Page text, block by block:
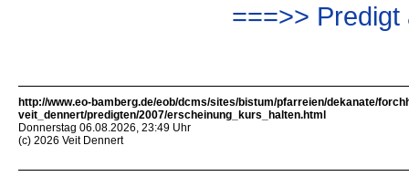
===>>
http://www.eo-bamberg.de/eob/dcms/sites/bistum/pfarreien/dekanate/
veit_dennert/predigten/2007/erscheinung_kurs_halten.html
Donnerstag 06.08.2026, 23:49 Uhr
(c) 2026 Veit Dennert